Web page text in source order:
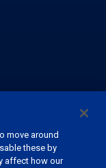
Belgique
move around
these by
affect how our